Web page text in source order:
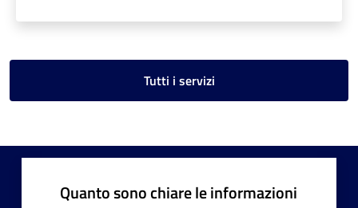
Tutti i servizi
Quanto sono chiare le informazioni